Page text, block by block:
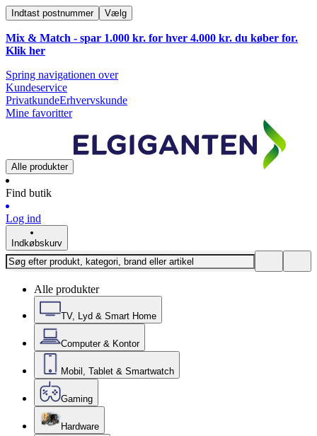
Indtast postnummer Vælg
Mix & Match - spar 1.000 kr. for hver 4.000 kr. du køber for.
Klik her
Spring navigationen over
Kundeservice
PrivatkundeErhvervskunde
Mine favoritter
Alle produkter
Find butik
Log ind
Indkøbskurv
Alle produkter
TV, Lyd & Smart Home
Computer & Kontor
Mobil, Tablet & Smartwatch
Gaming
Hardware